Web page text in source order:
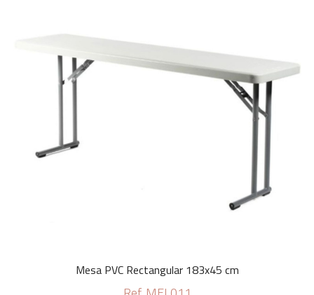
Mesa PVC Rectangular 183x45 cm